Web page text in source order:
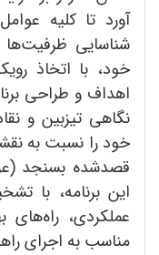
آورد تا کلیه
شناسایی ظرفیت‌ها
خود، با اتخاذ
اهداف و طراحی
نگاهی تیزبین و
خود را نسبت به
این برنامه، با
عملکردی، راه‌های
مناسب به اجرای